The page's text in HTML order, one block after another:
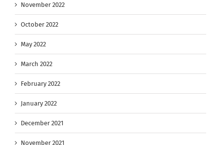
November 2022
October 2022
May 2022
March 2022
February 2022
January 2022
December 2021
November 2021